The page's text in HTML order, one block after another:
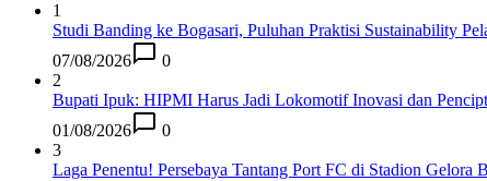
1
Studi Banding ke Bogasari, Puluhan Praktisi Sustainability
07/08/2026
0
2
Bupati Ipuk: HIPMI Harus Jadi Lokomotif Inovasi dan
01/08/2026
0
3
Laga Penentu! Persebaya Tantang Port FC di Stadion Gelora